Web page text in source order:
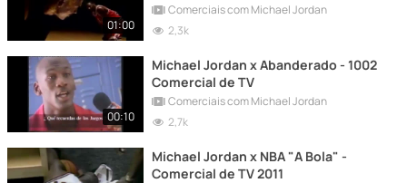
01:00
Comerciais com Michael Jordan
2,3k
00:10
Michael Jordan x Abanderado - 1002
Comercial de TV
Comerciais com Michael Jordan
2,7k
Michael Jordan x NBA "A Bola" -
Comercial de TV 2011